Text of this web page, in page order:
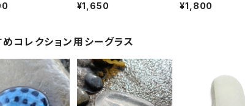
¥1,650 ¥1,800
めコレクション用シーグラス